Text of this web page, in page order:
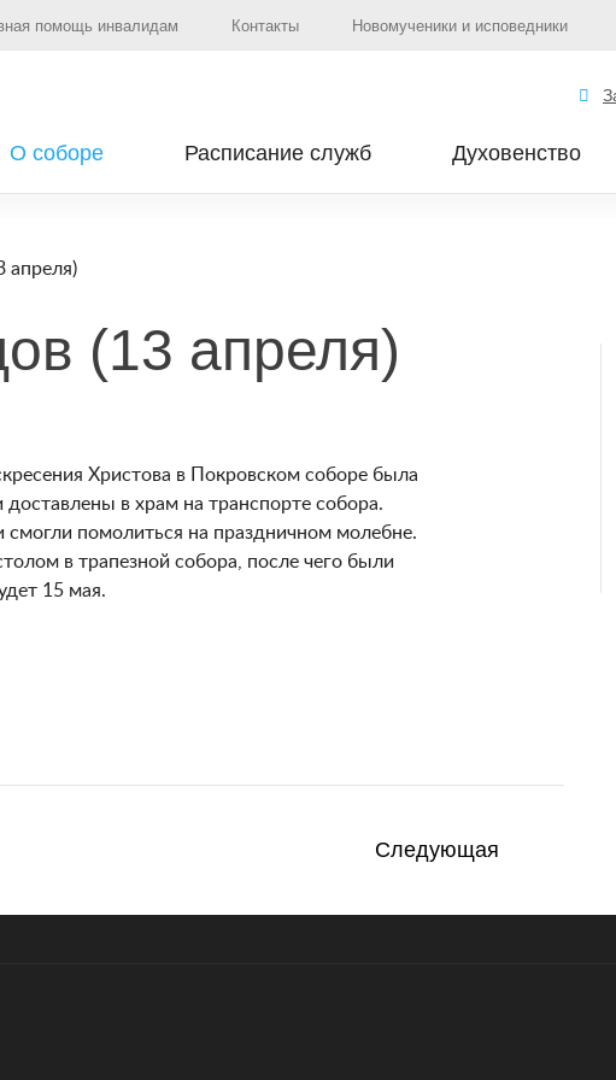
помощь инвалидам Контакты Новомученики и исповедники
О соборе Расписание служб Духовенство
апреля)
(13 апреля)
Христова в Покровском соборе была
в храм на транспорте собора.
помолиться на праздничном молебне.
в трапезной собора, после чего были
15 мая.
Следующая